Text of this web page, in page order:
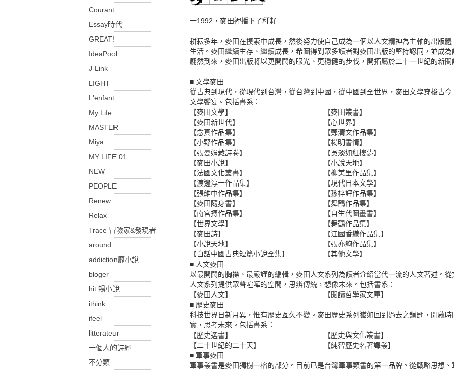
Courant
Essay時代
GREAT!
IdeaPool
J-Link
LIGHT
L'enfant
My Life
MASTER
Miya
MY LIFE 01
NEW
PEOPLE
Renew
Relax
Trace 冒險家&發現者
around
addiction靡小說
bloger
hit 暢小說
ithink
ifeel
litterateur
一個人的詩經
不分類
一1992，麥田裡播下了種籽……
耕耘多年，麥田在摸索中成長，然後努力使自己成為一個以人文精神為主軸的出版
生活。麥田繼續生存、繼續成長，希圖得到眾多讀者對麥田出版的堅持認同，並成
翩然到來，麥田出版將以更開闊的眼光、更穩健的步伐，開拓屬於二十一世紀的新閱
■ 文學麥田
從古典到現代，從現代到台灣，從台灣到中國，從中國到全世界，麥田文學穿梭古
文學饗宴。包括書系：
【麥田文學】
【麥田叢書】
【麥田新世代】
【心世界】
【念真作品集】
【鄭清文作品集】
【小野作品集】
【楊明書情】
【張曼娟藏詩卷】
【吳淡如紅樓夢】
【麥田小說】
【小說天地】
【法國文化叢書】
【柳美里作品集】
【渡邊淳一作品集】
【現代日本文學】
【張維中作品集】
【孫梓評作品集】
【麥田隨身書】
【舞鶴作品集】
【南宮搏作品集】
【自生代圖畫書】
【世界文學】
【舞鶴作品集】
【麥田詩】
【江國香織作品集】
【小說天地】
【張亦絢作品集】
【白話中國古典短篇小說全集】
【其他文學】
■ 人文麥田
以最開闊的胸襟、最嚴謹的編輯，麥田人文系列為讀者介紹當代一流的人文著述。
人文系列提供眾聲喧嘩的空間，思辨傳統，想像未來。包括書系：
【麥田人文】
【閱讀哲學家文庫】
■ 歷史麥田
科技世界日新月異，惟有歷史亙久不變。麥田歷史系列猶如回到過去之鎖匙，開啟
實，思考未來。包括書系：
【歷史選書】
【歷史與文化叢書】
【二十世紀的二十天】
【純智歷史名著譯叢】
■ 軍事麥田
軍事叢書是麥田獨樹一格的部分。目前已是台灣軍事類書的第一品牌。從戰略思想